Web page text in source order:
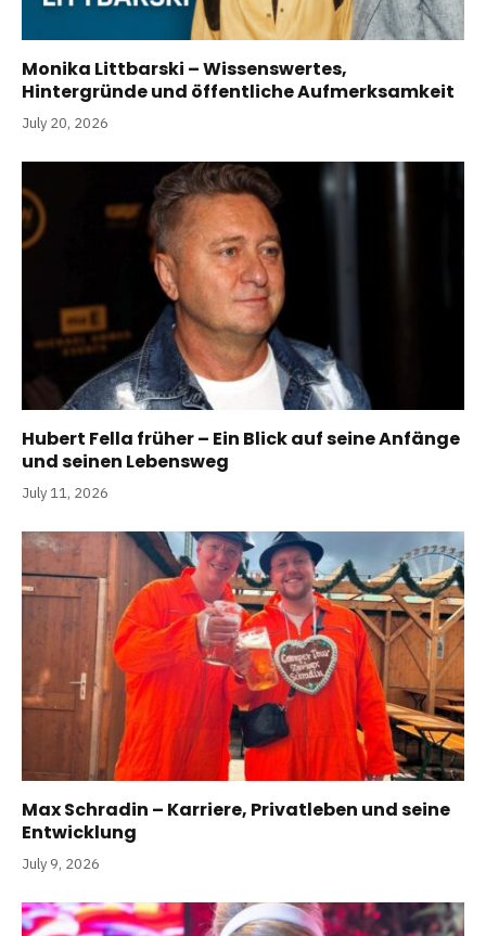
Monika Littbarski – Wissenswertes,
Hintergründe und öffentliche Aufmerksamkeit
July 20, 2026
Hubert Fella früher – Ein Blick auf seine Anfänge
und seinen Lebensweg
July 11, 2026
Max Schradin – Karriere, Privatleben und seine
Entwicklung
July 9, 2026